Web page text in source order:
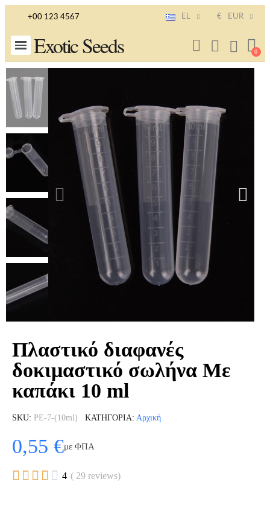
+00 123 4567 EL € EUR
Exotic Seeds
Πλαστικό διαφανές
δοκιμαστικό σωλήνα Με
καπάκι 10 ml
SKU PE-7-(10ml) ΚΑΤΗΓΟΡΊΑ Αρχική
0,55 €με ΦΠΑ
     4 ( 29 reviews)